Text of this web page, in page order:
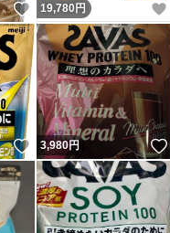
いいね！
19,780 円
いいね！
3,980円